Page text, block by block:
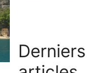
Derniers